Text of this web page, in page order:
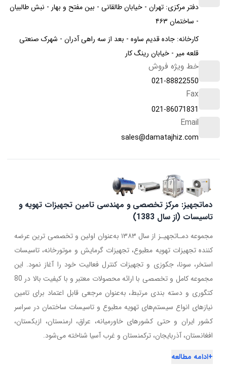
دفتر مرکزی: تهران - خیابان طالقانی - بین مفتح و بهار - نبش طالبیان
- ساختمان ۴۶۳
کارخانه: جاده قدیم ساوه - بعد از سه راهی آدران - شهرک صنعتی
قلعه میر - خیابان رینگ کار
خط ویژه فروش
021-88822550
Fax
021-86071831
Email
sales@damatajhiz.com
دماتجهیز: مرکز تخصصی و مهندسی تامین تجهیزات تهویه و
تاسیسات (از سال 1383)
مجموعه دمـاتجهیـز از سال ۱۳۸۳ به‌عنوان اولین و تخصصی ترین عرضه
کننده تجهیزات تهویه مطبوع، تجهیزات گرمایش و موتورخانه، تاسیسات
استخر، سونا، جکوزی و تجهیزات کنترل فعالیت خود را آغاز نمود. این
مجموعه کامل و تخصصی با ارائه محصولات معتبر و با کیفیت بالا در 80
کتگوری و دسته بندی مرتبط، به‌عنوان مرجعی قابل اعتماد برای تامین
نیازهای انواع سیستم‌های تهویه مطبوع و تاسیسات ساختمان در سراسر
کشور ایران و حتی کشورهای خاورمیانه، عراق، ارمنستان، ازبکستان،
افغانستان، آذربایجان، ترکمنستان و غرب آسیا شناخته می‌شود.
+ادامه مطالعه